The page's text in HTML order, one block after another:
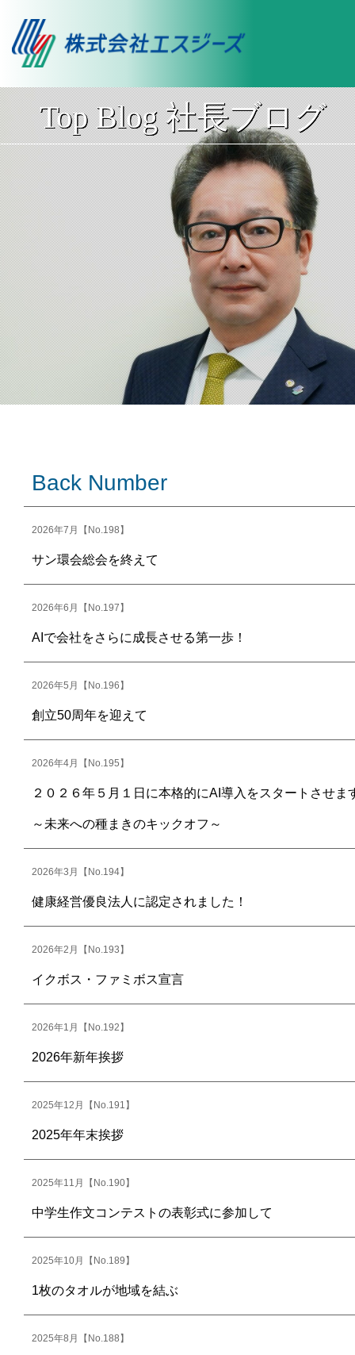
Top Blog 社長ブログ
Back Number
2026年7月【No.198】
サン環会総会を終えて
2026年6月【No.197】
AIで会社をさらに成長させる第一歩！
2026年5月【No.196】
創立50周年を迎えて
2026年4月【No.195】
２０２６年５月１日に本格的にAI導入をスタートさせま
～未来への種まきのキックオフ～
2026年3月【No.194】
健康経営優良法人に認定されました！
2026年2月【No.193】
イクボス・ファミボス宣言
2026年1月【No.192】
2026年新年挨拶
2025年12月【No.191】
2025年年末挨拶
2025年11月【No.190】
中学生作文コンテストの表彰式に参加して
2025年10月【No.189】
1枚のタオルが地域を結ぶ
2025年8月【No.188】